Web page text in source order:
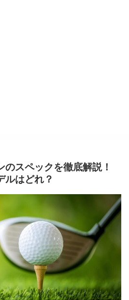
のスペックを徹底解説！
ルはどれ？